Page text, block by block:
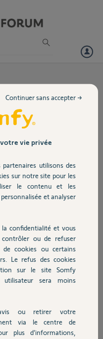
IO : La chaîne a
Bonjour,
J'ai entendu un clac lors
de la dernière utilisation
Après recherche, je vois
me semble intacte.
qui a déraillé sur le pignon
discussion
vie privée
utilisons des
sur notre site pour les
le contenu et les
et analyser
confidentialité et vous
contrôler ou de refuser
cookies ou certains
Le refus des cookies
sur le site Somfy
utilisateur sera moins
ou retirer votre
via le centre de
plus d’informations,
Continuer sans accepter →